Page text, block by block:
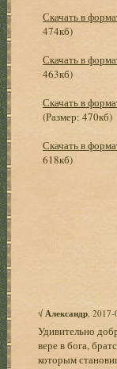
Скачать в
474кб)
Скачать в
463кб)
Скачать в
(Размер: 470кб)
Скачать в
618кб)
√ Александр ,
Удивительно
вере в бога,
которым